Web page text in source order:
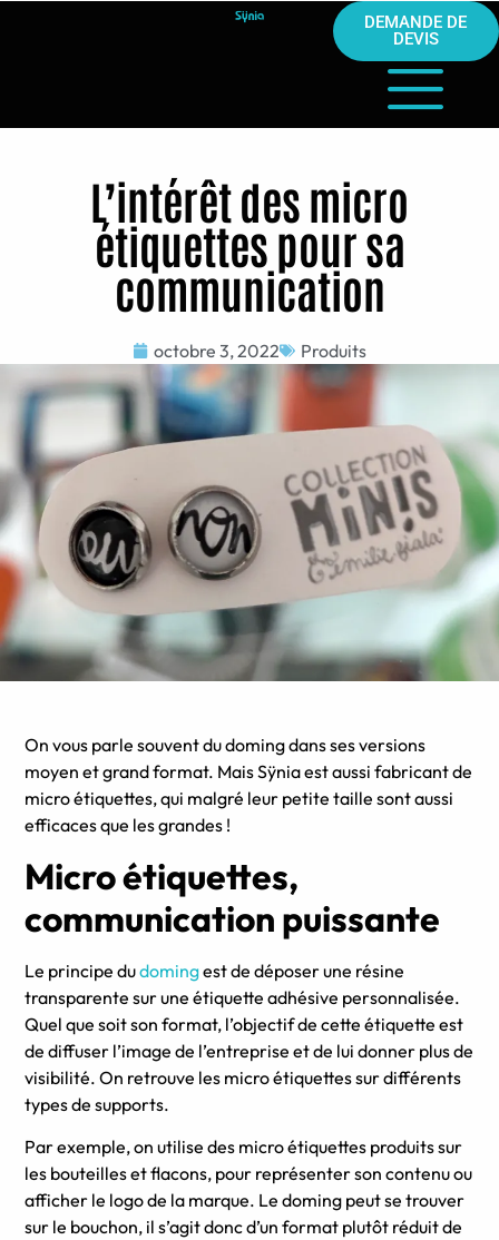
DEMANDE DE
DEVIS
L’intérêt des micro
étiquettes pour sa
communication
octobre 3, 2022 Produits
On vous parle souvent du doming dans ses versions
moyen et grand format. Mais Sÿnia est aussi fabricant de
micro étiquettes, qui malgré leur petite taille sont aussi
efficaces que les grandes !
Micro étiquettes,
communication puissante
Le principe dudomingest de déposer une résine
transparente sur une étiquette adhésive personnalisée.
Quel que soit son format, l’objectif de cette étiquette est
de diffuser l’image de l’entreprise et de lui donner plus de
visibilité. On retrouve les micro étiquettes sur différents
types de supports.
Par exemple, on utilise des micro étiquettes produits sur
les bouteilles et flacons, pour représenter son contenu ou
afficher le logo de la marque. Le doming peut se trouver
sur le bouchon, il s’agit donc d’un format plutôt réduit de